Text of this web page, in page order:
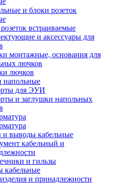
и блоки розеток
встраиваемые
и аксессуары для
монтажные, основания для
лючков
лючков
напольные
для ЭУИ
и заглушки напольных
выводы кабельные
кабельный и
и гильзы
кабельные
и принадлежности